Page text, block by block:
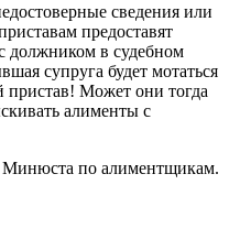
сведения или
предоставят
должником в судебном
супруга будет мотаться
пристав! Может они тогда
алименты с
Минюста по алиментщикам.